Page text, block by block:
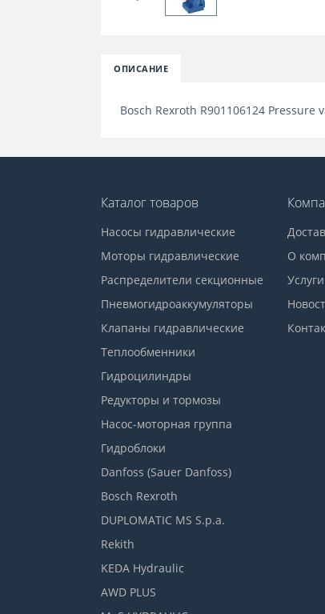
ОПИСАНИЕ
Bosch Rexroth R901106124 Pressure
Каталог товаров
Насосы гидравлические
Моторы гидравлические
Распределители секционные
Пневмогидроаккумуляторы
Клапаны гидравлические
Теплообменники
Гидроцилиндры
Редукторы и тормозы
Насос-моторная группа
Гидроблоки
Danfoss (Sauer Danfoss)
Bosch Rexroth
DUPLOMATIC MS S.p.a.
Rekith
KEDA Hydraulic
AWD PLUS
О
Услуги